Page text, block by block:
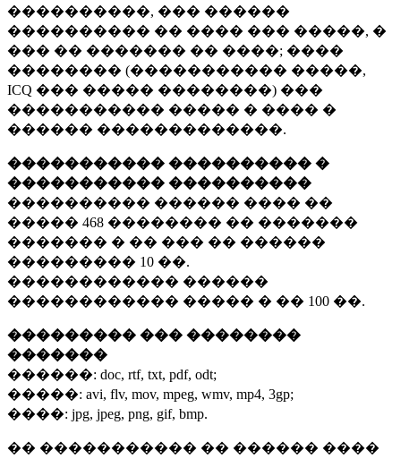
����������, ��� ������
���������� �� ���� ��� �����, �
��� �� ������� �� ����; ����
�������� (����������� �����,
ICQ ��� ����� ��������) ���
����������� ����� � ���� �
������ �������������.
����������� ���������� �
����������� ����������
���������� ������ ���� ��
����� 468 �������� �� �������
������� � �� ��� �� ������
��������� 10 ��.
������������ ������
������������ ����� � �� 100 ��.
��������� ��� ��������
�������
������: doc, rtf, txt, pdf, odt;
�����: avi, flv, mov, mpeg, wmv, mp4, 3gp;
����: jpg, jpeg, png, gif, bmp.
�� ����������� �� ������ ����